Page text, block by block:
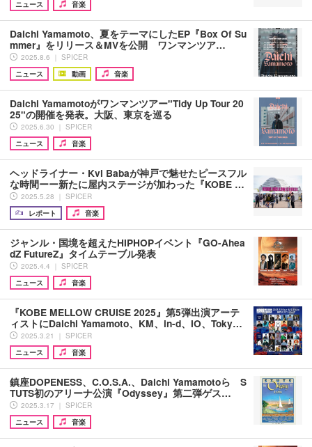
ニュース
音楽
Daichi Yamamoto、夏をテーマにしたEP『Box Of Su
mmer』をリリース＆MVを公開 ワンマンツア…
2025.8.6 ｜ SPICER
ニュース
動画 音楽
Daichi Yamamotoがワンマンツアー"Tidy Up Tour 20
25"の開催を発表。大阪、東京を巡る
2025.6.30 ｜ SPICER
ニュース
音楽
ヘッドライナー・Kvi Babaが神戸で魅せたピースフル
な時間ーー新たに屋内ステージが加わった『KOBE …
2025.5.28 ｜ SPICER
レポート
音楽
ジャンル・国境を超えたHIPHOPイベント『GO-Ahea
dZ FutureZ』タイムテーブル発表
2025.4.4 ｜ SPICER
ニュース
音楽
『KOBE MELLOW CRUISE 2025』第5弾出演アーテ
ィストにDaichi Yamamoto、KM、in-d、IO、Toky…
2025.3.21 ｜ SPICER
ニュース
音楽
鎮座DOPENESS、C.O.S.A.、Daichi Yamamotoら S
TUTS初のアリーナ公演『Odyssey』第二弾ゲス…
2025.3.17 ｜ SPICER
ニュース
音楽